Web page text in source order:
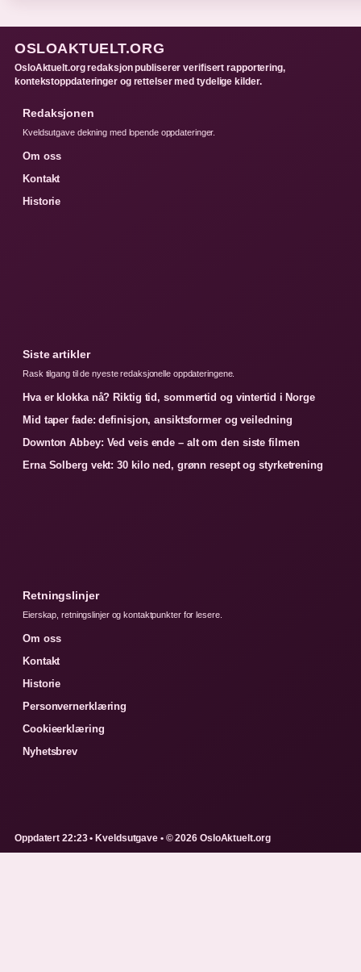
OSLOAKTUELT.ORG
OsloAktuelt.org redaksjon publiserer verifisert rapportering,
kontekstoppdateringer og rettelser med tydelige kilder.
Redaksjonen
Kveldsutgave dekning med lopende oppdateringer.
Om oss
Kontakt
Historie
Siste artikler
Rask tilgang til de nyeste redaksjonelle oppdateringene.
Hva er klokka nå? Riktig tid, sommertid og vintertid i Norge
Mid taper fade: definisjon, ansiktsformer og veiledning
Downton Abbey: Ved veis ende – alt om den siste filmen
Erna Solberg vekt: 30 kilo ned, grønn resept og styrketrening
Retningslinjer
Eierskap, retningslinjer og kontaktpunkter for lesere.
Om oss
Kontakt
Historie
Personvernerklæring
Cookieerklæring
Nyhetsbrev
Oppdatert 22:23 • Kveldsutgave • © 2026 OsloAktuelt.org